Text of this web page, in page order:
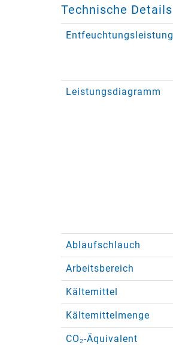
Technische Details
Entfeuchtungsleistung
Leistungsdiagramm
Ablaufschlauch
Arbeitsbereich
Kältemittel
Kältemittelmenge
CO₂-Äquivalent